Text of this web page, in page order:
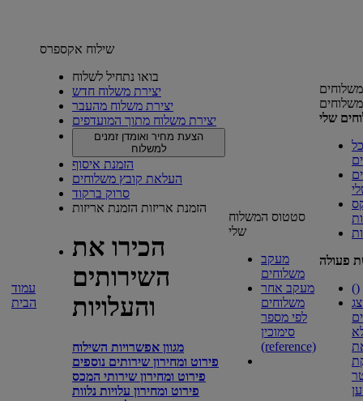
עמוד
הבית
שילוח אקספרס
בואו נתחיל לשלוח
יצירת משלוח חדש
יצירת משלוח מהעבר
יצירת משלוח מתוך המועדפים
הצעת מחיר ואומדן זמנים
למשלוח
הזמנת איסוף
העלאת קובץ משלוחים
סרוק ברקוד
הזמנת אריזות הזמנת אריזות
הכירו את
השירותים
והעלויות
מגוון אפשרויות השילוח
פירוט ומחירון שירותים נוספים
פירוט ומחירון שירותי המכס
פירוט ומחירון עלויות נלוות
סטטוס המשלוח
שלי
מעקב
משלוחים
מעקב אחר
משלוחים
לפי מספר
סימוכין
(reference)
שלי
כל
פעולה
()